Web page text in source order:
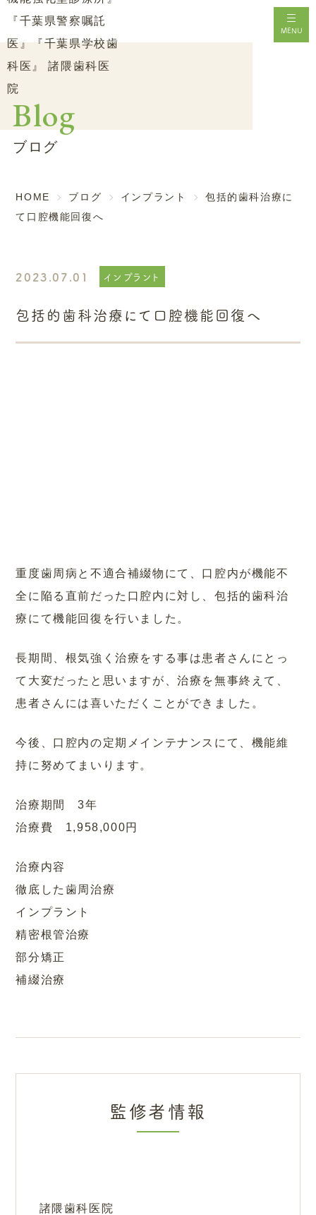
MENUメニ
Blog
ブログ
HOME ブログ インプラント
包括的歯科治療に
て口腔機能回復へ
2023.07.01 インプラント
包括的歯科治療にて口腔機能回復へ
重度歯周病と不適合補綴物にて、口腔内が機能不
全に陥る直前だった口腔内に対し、包括的歯科治
療にて機能回復を行いました。
長期間、根気強く治療をする事は患者さんにとっ
て大変だったと思いますが、治療を無事終えて、
患者さんには喜いただくことができました。
今後、口腔内の定期メインテナンスにて、機能維
持に努めてまいります。
治療期間 3年
治療費 1,958,000円
治療内容
徹底した歯周治療
インプラント
精密根管治療
部分矯正
補綴治療
監修者情報
諸隈歯科医院